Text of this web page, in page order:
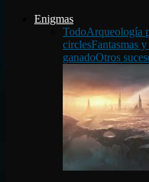
Enigmas
TodoArqueología
circlesFantasmas
ganadoOtros